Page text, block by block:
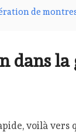
de montres
dans la
voilà vers